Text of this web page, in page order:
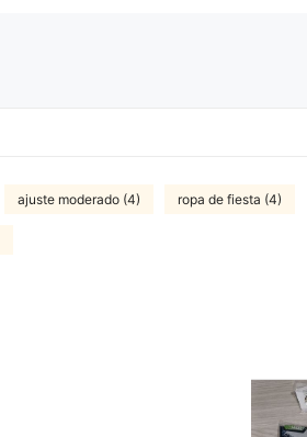
ajuste moderado (4) ropa de fiesta (4)